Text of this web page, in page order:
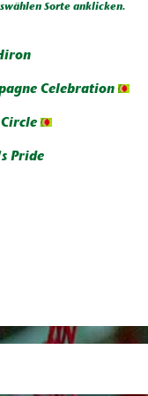
Sorte anklicken.
Celebration
Pride